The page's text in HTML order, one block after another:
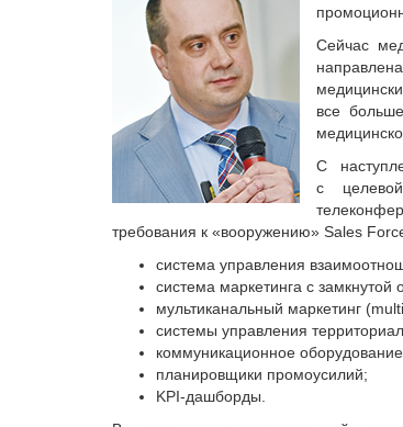
Сейчас
все
С
с
требования к «вооружению» Sales
система управления
система маркетинга с
мультиканальный маркетинг
системы управления
коммуникационное
планировщики промоусилий;
KPI-дашборды.